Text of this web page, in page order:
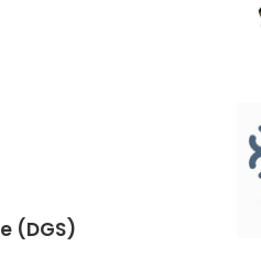
(DGS)